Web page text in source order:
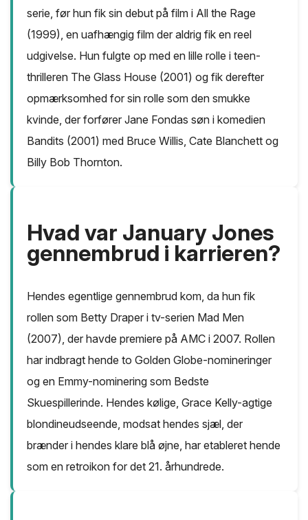
serie, før hun fik sin debut på film i All the Rage
(1999), en uafhængig film der aldrig fik en reel
udgivelse. Hun fulgte op med en lille rolle i teen-
thrilleren The Glass House (2001) og fik derefter
opmærksomhed for sin rolle som den smukke
kvinde, der forfører Jane Fondas søn i komedien
Bandits (2001) med Bruce Willis, Cate Blanchett og
Billy Bob Thornton.
Hvad var January Jones
gennembrud i karrieren?
Hendes egentlige gennembrud kom, da hun fik
rollen som Betty Draper i tv-serien Mad Men
(2007), der havde premiere på AMC i 2007. Rollen
har indbragt hende to Golden Globe-nomineringer
og en Emmy-nominering som Bedste
Skuespillerinde. Hendes kølige, Grace Kelly-agtige
blondineudseende, modsat hendes sjæl, der
brænder i hendes klare blå øjne, har etableret hende
som en retroikon for det 21. århundrede.